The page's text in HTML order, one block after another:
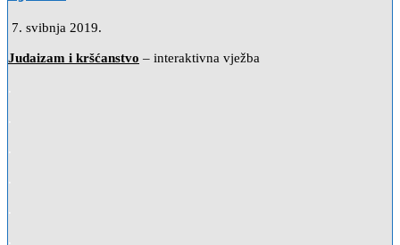
7. svibnja 2019.
Judaizam i kršćanstvo – interaktivna vježba